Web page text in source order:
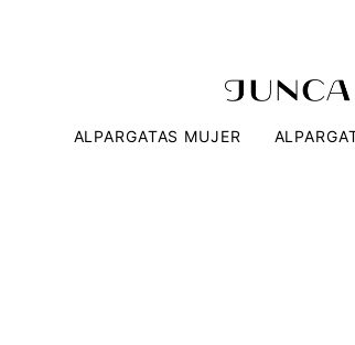
ALPARGATAS MUJER